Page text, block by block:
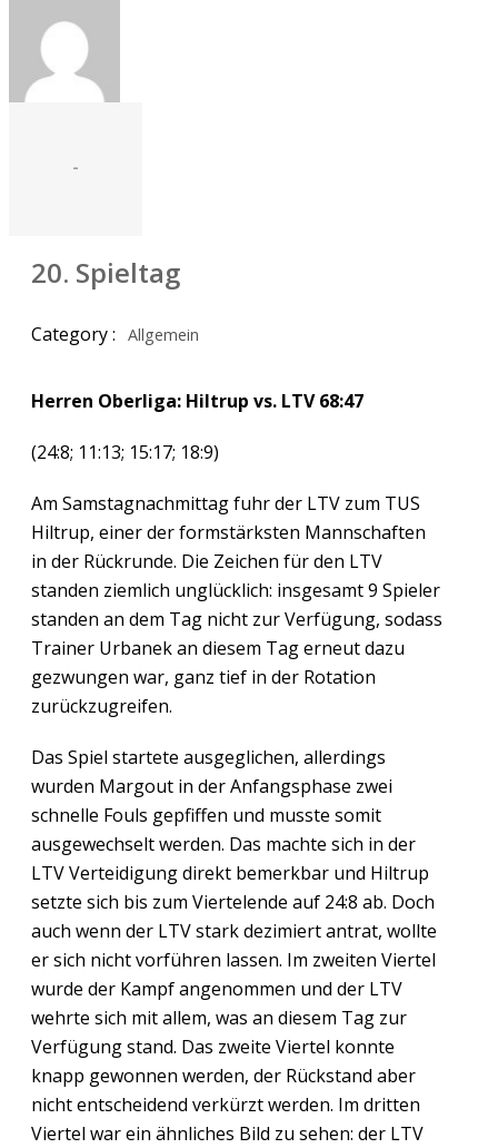
-
20. Spieltag
Category : Allgemein
Herren Oberliga: Hiltrup vs. LTV 68:47
(24:8; 11:13; 15:17; 18:9)
Am Samstagnachmittag fuhr der LTV zum TUS
Hiltrup, einer der formstärksten Mannschaften
in der Rückrunde. Die Zeichen für den LTV
standen ziemlich unglücklich: insgesamt 9 Spieler
standen an dem Tag nicht zur Verfügung, sodass
Trainer Urbanek an diesem Tag erneut dazu
gezwungen war, ganz tief in der Rotation
zurückzugreifen.
Das Spiel startete ausgeglichen, allerdings
wurden Margout in der Anfangsphase zwei
schnelle Fouls gepfiffen und musste somit
ausgewechselt werden. Das machte sich in der
LTV Verteidigung direkt bemerkbar und Hiltrup
setzte sich bis zum Viertelende auf 24:8 ab. Doch
auch wenn der LTV stark dezimiert antrat, wollte
er sich nicht vorführen lassen. Im zweiten Viertel
wurde der Kampf angenommen und der LTV
wehrte sich mit allem, was an diesem Tag zur
Verfügung stand. Das zweite Viertel konnte
knapp gewonnen werden, der Rückstand aber
nicht entscheidend verkürzt werden. Im dritten
Viertel war ein ähnliches Bild zu sehen: der LTV